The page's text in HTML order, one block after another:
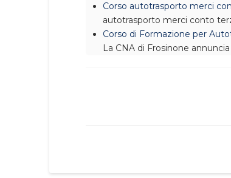
Corso autotrasporto merci
autotrasporto merci conto
Corso di Formazione per
La CNA di Frosinone